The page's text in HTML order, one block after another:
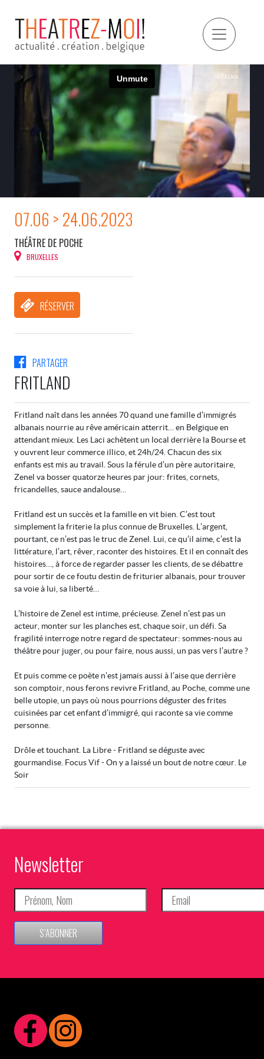
07.06 > 24.06.2023
THÉÂTRE DE POCHE
BRUXELLES
RÉSERVER
PARTAGER
FRITLAND
Fritland naît dans les années 70 quand une famille d’immigrés
albanais nourrie au rêve américain atterrit… en Belgique en
attendant mieux. Les Laci achètent un local derrière la Bourse et
y ouvrent leur commerce illico, et 24h/24. Chacun des six
enfants est mis au travail. Sous la férule d’un père autoritaire,
Zenel va bosser quatorze heures par jour: frites, cornets,
fricandelles, sauce andalouse…
Fritland est un succès et la famille en vit bien. C’est tout
simplement la friterie la plus connue de Bruxelles. L’argent,
pourtant, ce n’est pas le truc de Zenel. Lui, ce qu’il aime, c’est la
littérature, l’art, rêver, raconter des histoires. Et il en connaît des
histoires…, à force de regarder passer les clients, de se débattre
pour sortir de ce foutu destin de friturier albanais, pour trouver
sa voie à lui, sa liberté…
L’histoire de Zenel est intime, précieuse. Zenel n’est pas un
acteur, monter sur les planches est, chaque soir, un défi. Sa
fragilité interroge notre regard de spectateur: sommes-nous au
théâtre pour juger, ou pour faire, nous aussi, un pas vers l’autre ?
Et puis comme ce poète n’est jamais aussi à l’aise que derrière
son comptoir, nous ferons revivre Fritland, au Poche, comme une
belle utopie, un pays où nous pourrions déguster des frites
cuisinées par cet enfant d’immigré, qui raconte sa vie comme
personne.
Drôle et touchant. La Libre - Fritland se déguste avec
gourmandise. Focus Vif - On y a laissé un bout de notre cœur. Le
Soir
Newsletter
S’ABONNER